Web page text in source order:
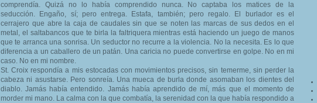
comprendía. Quizá no lo había comprendido nunca. No captaba los matices de la
seducción. Engaño, sí; pero entrega. Estafa, también; pero regalo. El burlador es el
cerrajero que abre la caja de caudales sin que se noten las marcas de sus dedos en el
metal, el saltabancos que te birla la faltriquera mientras está haciendo un juego de manos
que te arranca una sonrisa. Un seductor no recurre a la violencia. No la necesita. Es lo que
diferencia a un caballero de un patán. Una caricia no puede convertirse en golpe. No en mi
caso. No en mi nombre.
St. Croix respondía a mis estocadas con movimientos precisos, sin temerme, sin perder la
cabeza ni asustarse. Pero sonreía. Una mueca de burla donde asomaban los dientes del
diablo. Jamás había entendido. Jamás había aprendido de mí, más que el momento de
morder mi mano. La calma con la que combatía, la serenidad con la que había respondido a